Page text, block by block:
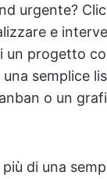
urgente?
e
un progetto
semplice
o un
di una